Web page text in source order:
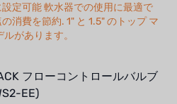
設定可能 軟水器での使用に最適で
消費を節約. 1" と 1.5" のトップ マ
があります。
フローコントロールバルブ
EE)